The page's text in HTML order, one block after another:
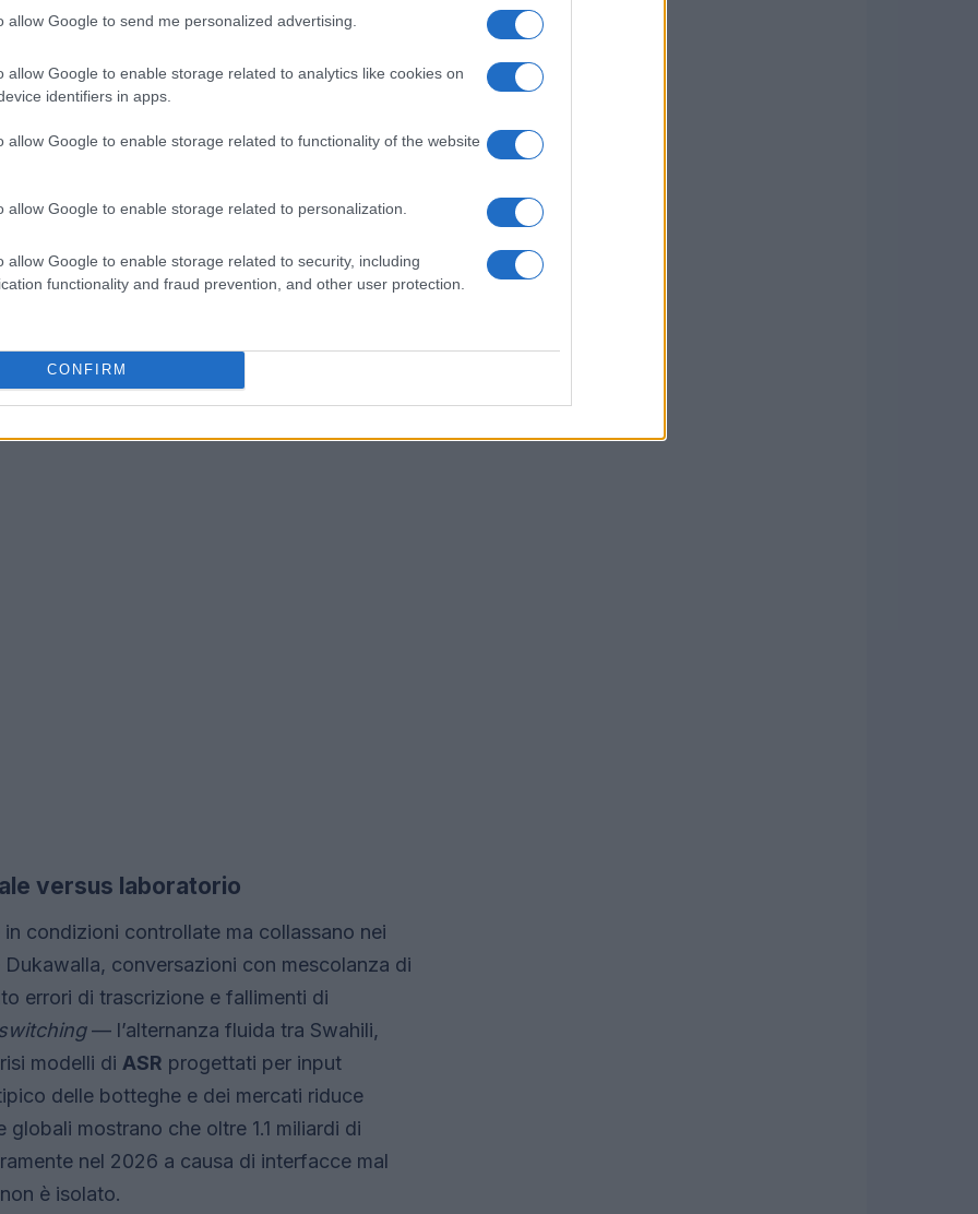
allow Google to send me personalized advertising.
allow Google to enable storage related to analytics like cookies on
identifiers in apps.
allow Google to enable storage related to functionality of the website
allow Google to enable storage related to personalization.
allow Google to enable storage related to security, including
functionality and fraud prevention, and other user protection.
CONFIRM
una tecnologia che ignora la
complessità linguistica e il contesto locale
ne risolva.
prima delle transazioni
si fonda su rapporti personali e
reazioni negative quando le vendite
presenza dei clienti: i clienti si
operatori temevano di compromettere
come un’interfaccia che funziona
come invasiva. È cruciale considerare
è parte integrante della strategia di vendita
versus laboratorio
condizioni controllate ma collassano nei
conversazioni con mescolanza di
errori di trascrizione e fallimenti di
— l’alternanza fluida tra Swahili,
modelli di ASR progettati per input
delle botteghe e dei mercati riduce
mostrano che oltre 1.1 miliardi di
nel 2026 a causa di interfacce mal
è isolato.